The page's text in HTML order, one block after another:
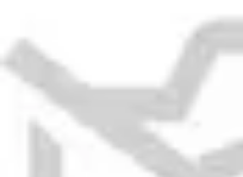
Astuces Pour Économiser
Économies Quotidiennes
et Cuisine
Astuces Pour Économiser